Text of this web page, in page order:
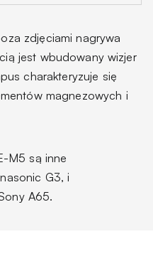
zdjęciami nagrywa
jest wbudowany wizjer
charakteryzuje się
magnezowych i
M5 są inne
G3, i
A65.